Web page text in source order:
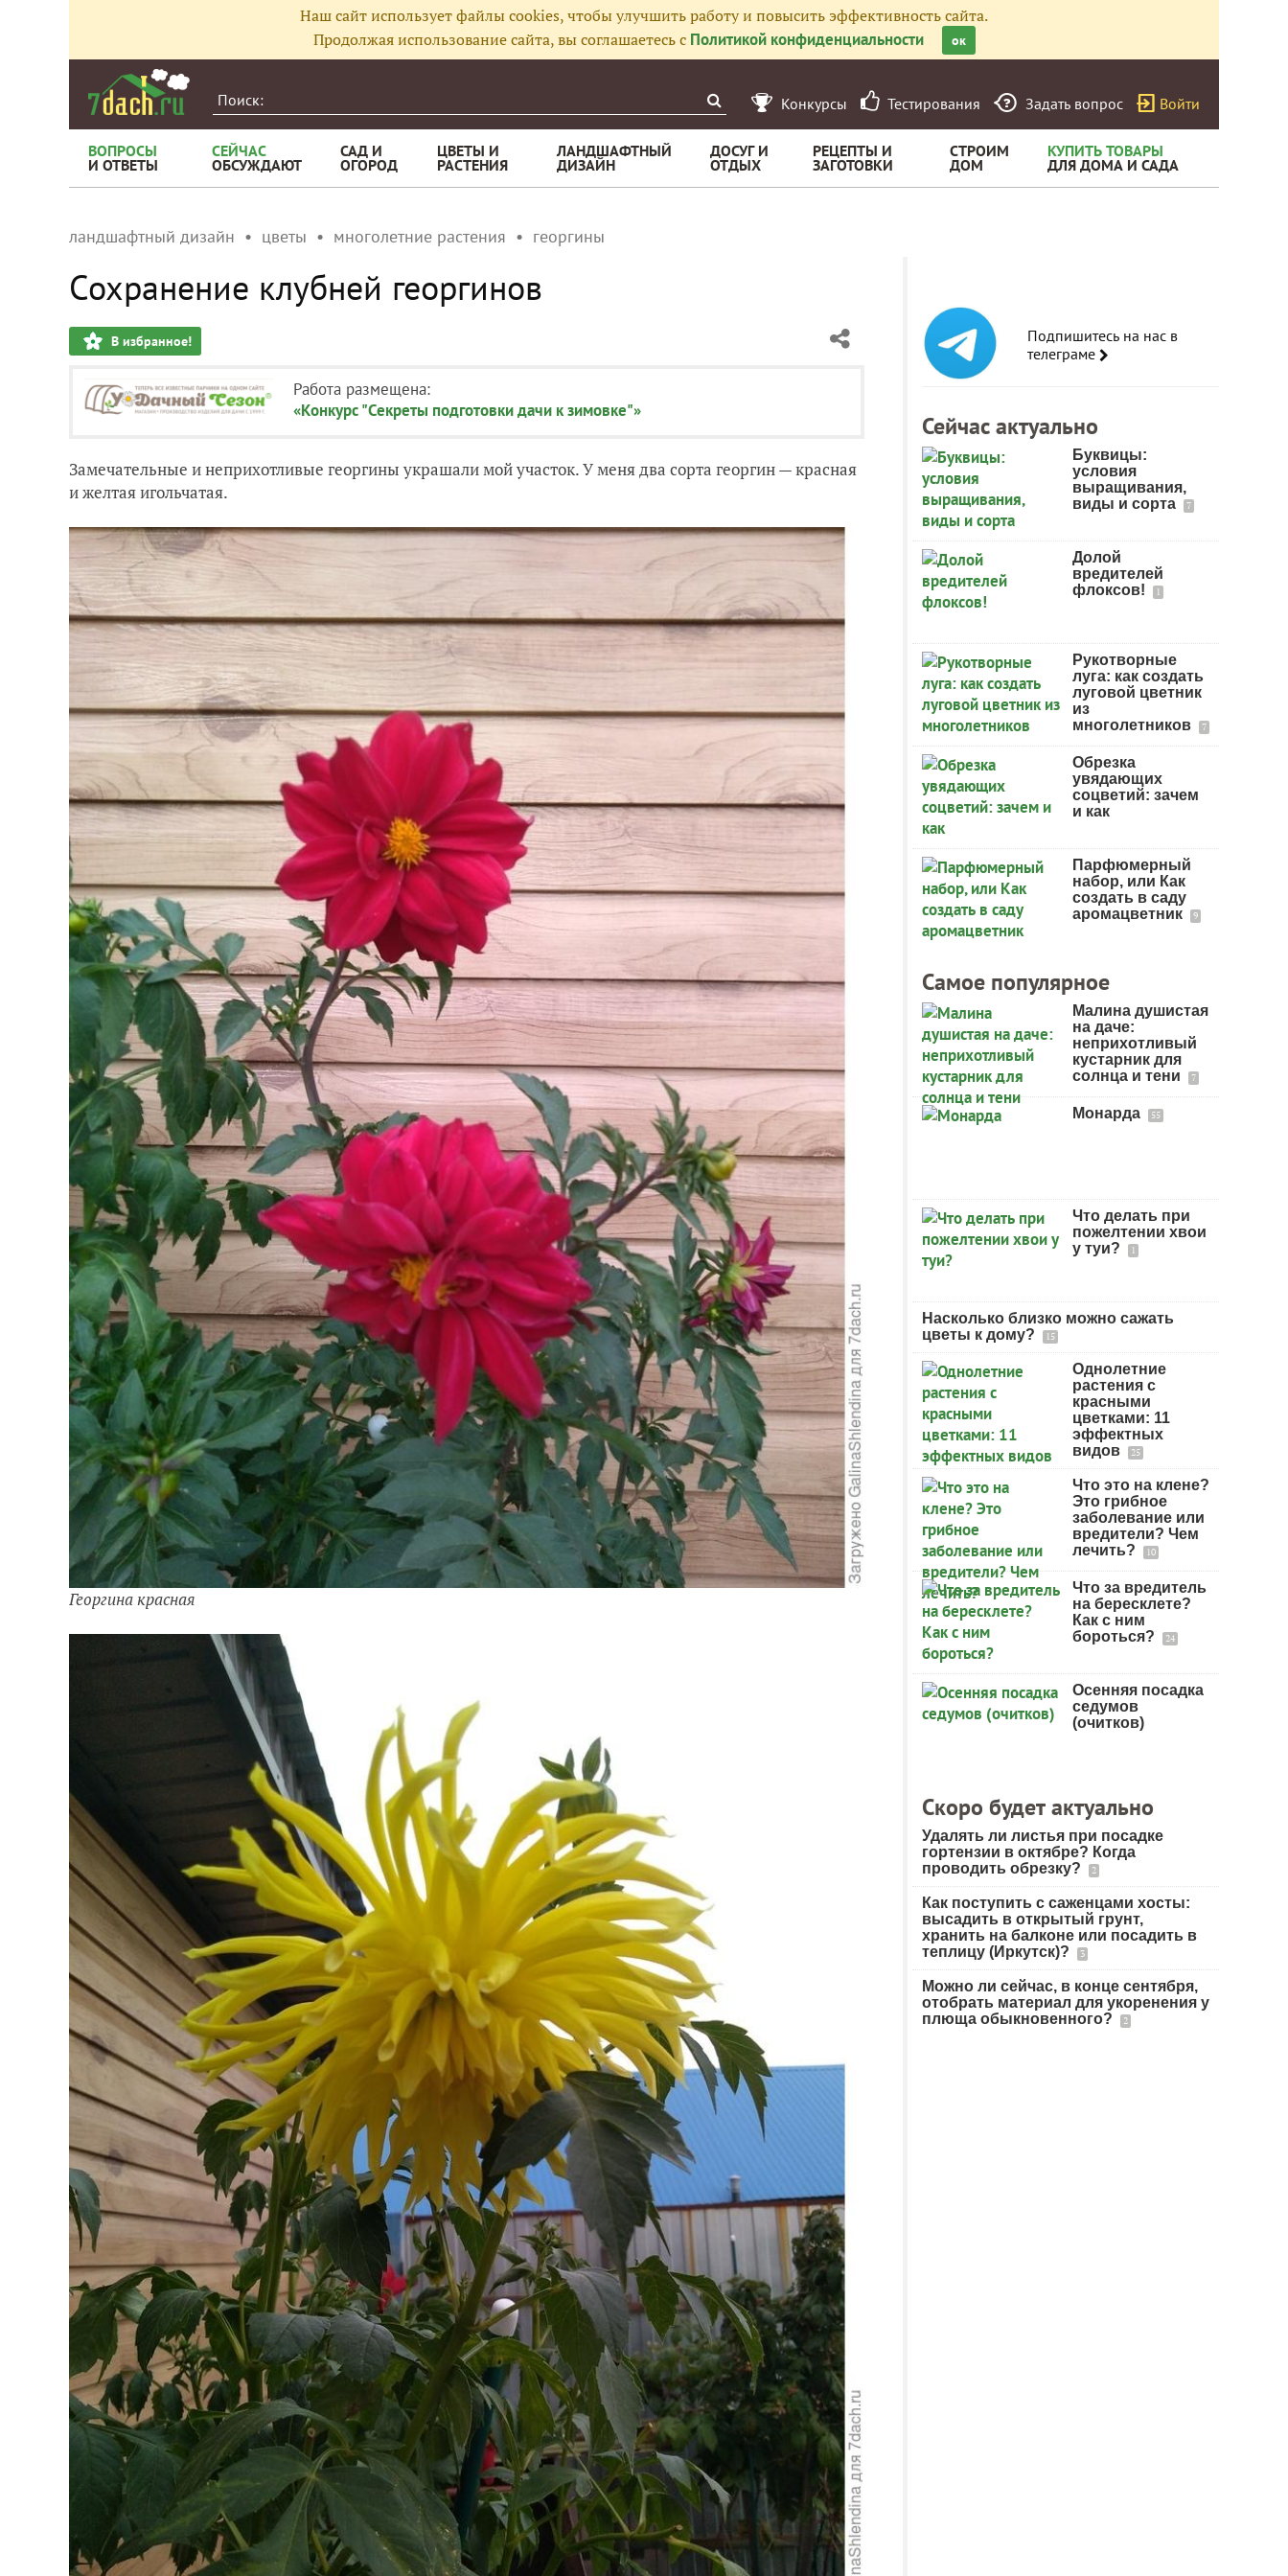
Наш сайт использует файлы cookies, чтобы улучшить работу и повысить эффективность сайта.
Продолжая использование сайта, вы соглашаетесь с Политикой конфиденциальности ок
Конкурсы Тестирования Задать вопрос Войти
ВОПРОСЫ
И ОТВЕТЫ
СЕЙЧАС
ОБСУЖДАЮТ
САД И
ОГОРОД
ЦВЕТЫ И
РАСТЕНИЯ
ЛАНДШАФТНЫЙ
ДИЗАЙН
ДОСУГ И
ОТДЫХ
РЕЦЕПТЫ И
ЗАГОТОВКИ
СТРОИМ
ДОМ
КУПИТЬ ТОВАРЫ
ДЛЯ ДОМА И САДА
ландшафтный дизайн цветы многолетние растения георгины
Сохранение клубней георгинов
В избранное!
Работа размещена:
«Конкурс "Секреты подготовки дачи к зимовке"»
Замечательные и неприхотливые георгины украшали мой участок. У меня два сорта георгин — красная
и желтая игольчатая.
Георгина красная
Подпишитесь на нас в
телеграме
Сейчас актуально
Буквицы:
условия
выращивания,
виды и сорта
7
Долой
вредителей
флоксов!
1
Рукотворные
луга: как создать
луговой цветник
из
многолетников
7
Обрезка
увядающих
соцветий: зачем
и как
Парфюмерный
набор, или Как
создать в саду
аромацветник
9
Самое популярное
Малина душистая
на даче:
неприхотливый
кустарник для
солнца и тени
7
Монарда 55
Что делать при
пожелтении хвои
у туи?
1
Насколько близко можно сажать
цветы к дому?
15
Однолетние
растения с
красными
цветками: 11
эффектных
видов
25
Что это на клене?
Это грибное
заболевание или
вредители? Чем
лечить?
10
Что за вредитель
на бересклете?
Как с ним
бороться?
24
Осенняя посадка
седумов
(очитков)
Скоро будет актуально
Удалять ли листья при посадке
гортензии в октябре? Когда
проводить обрезку?
2
Как поступить с саженцами хосты:
высадить в открытый грунт,
хранить на балконе или посадить в
теплицу (Иркутск)?
3
Можно ли сейчас, в конце сентября,
отобрать материал для укоренения у
плюща обыкновенного?
2